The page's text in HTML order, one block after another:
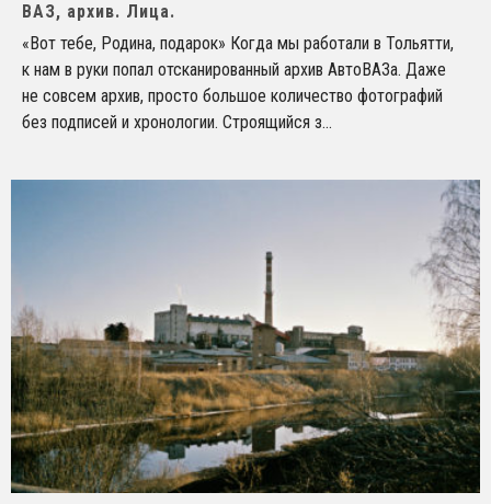
ВАЗ, архив. Лица.
«Вот тебе, Родина, подарок» Когда мы работали в Тольятти,
к нам в руки попал отсканированный архив АвтоВАЗа. Даже
не совсем архив, просто большое количество фотографий
без подписей и хронологии. Строящийся з...